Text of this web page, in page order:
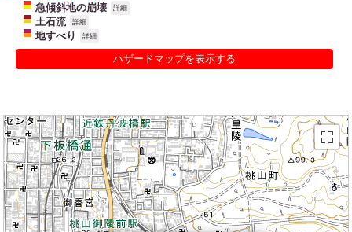
急傾斜地の崩壊
詳細
土石流 詳細
地すべり 詳細
ハザードマップを表示する